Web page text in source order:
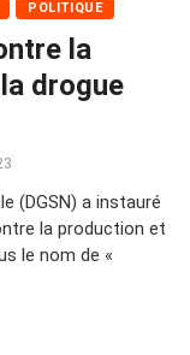
POLITIQUE
la
drogue
(DGSN) a instauré
la production et
le nom de «